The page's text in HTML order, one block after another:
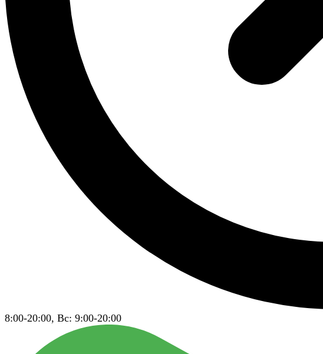
8:00-20:00, Вс: 9:00-20:00